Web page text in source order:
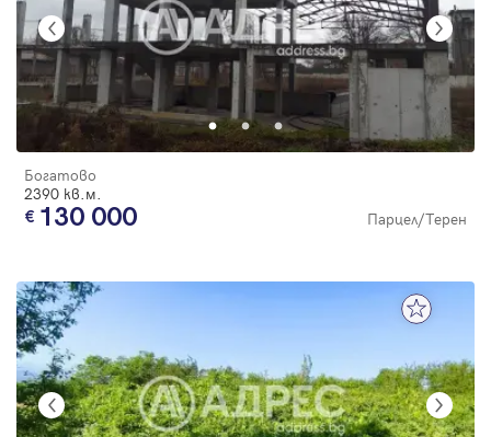
Богатово
2390 кв.м.
130 000 Парцел/Терен